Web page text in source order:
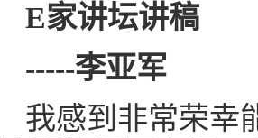
E家讲坛讲稿
-----李亚军
我感到非常荣幸